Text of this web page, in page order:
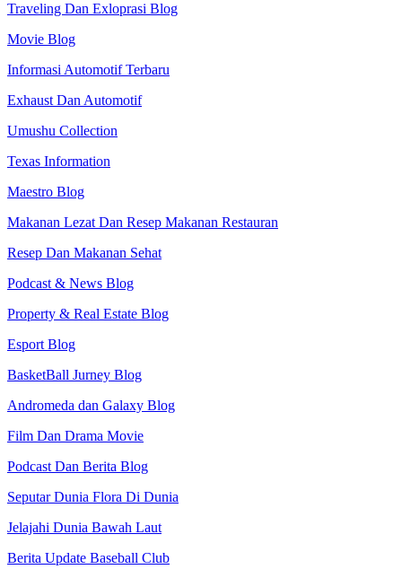
Traveling Dan Exloprasi Blog
Movie Blog
Informasi Automotif Terbaru
Exhaust Dan Automotif
Umushu Collection
Texas Information
Maestro Blog
Makanan Lezat Dan Resep Makanan Restauran
Resep Dan Makanan Sehat
Podcast & News Blog
Property & Real Estate Blog
Esport Blog
BasketBall Jurney Blog
Andromeda dan Galaxy Blog
Film Dan Drama Movie
Podcast Dan Berita Blog
Seputar Dunia Flora Di Dunia
Jelajahi Dunia Bawah Laut
Berita Update Baseball Club